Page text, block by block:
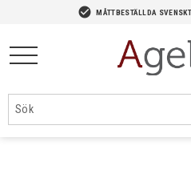
check_circle MÅTTBESTÄLLDA